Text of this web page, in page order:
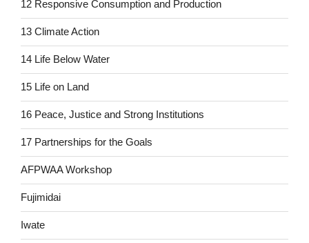
12 Responsive Consumption and Production
13 Climate Action
14 Life Below Water
15 Life on Land
16 Peace, Justice and Strong Institutions
17 Partnerships for the Goals
AFPWAA Workshop
Fujimidai
Iwate